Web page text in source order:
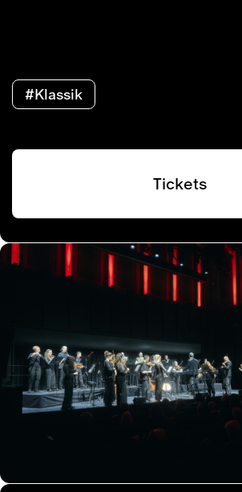
#Klassik
Tickets